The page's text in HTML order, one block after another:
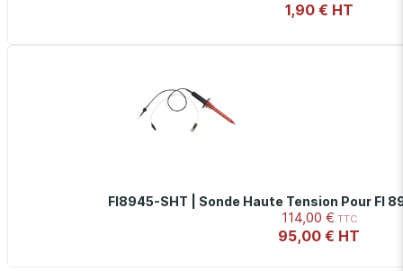
1,90 €
FI8945-SHT | Sonde Haute Tension Pour FI
114,00 €
95,00 €